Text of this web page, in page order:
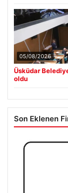
05/08/2026
Üsküdar
oldu
Son Eklenen